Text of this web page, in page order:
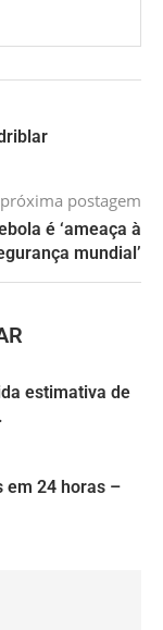
próxima postagem
é ‘ameaça à
mundial’
estimativa de
em 24 horas –